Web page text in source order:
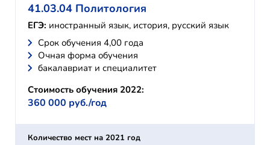
41.03.04 Политология
ЕГЭ: иностранный язык, история, русский язык
Cрок обучения 4,00 года
Очная форма обучения
бакалавриат и специалитет
Стоимость обучения 2022:
360 000 руб./год
Количество мест на 2021 год